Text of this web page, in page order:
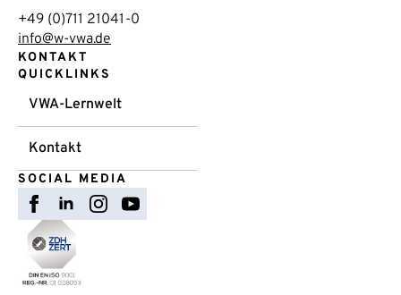
+49 (0)711 21041-0
info@w-vwa.de
KONTAKT
QUICKLINKS
VWA-Lernwelt
Kontakt
SOCIAL MEDIA